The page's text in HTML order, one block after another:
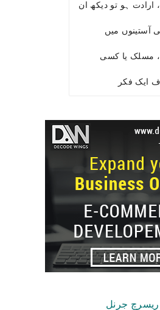
ہو تو دیکھ ان
آستینوں میں
مسلک یا کسی
ایک فکر
ریسرچ جرنل